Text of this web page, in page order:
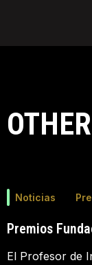
Noticias
Premios
El Profesor de